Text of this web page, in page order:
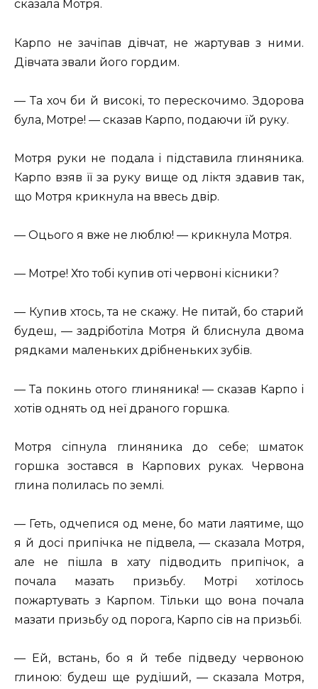
сказала Мотря.
Карпо не зачіпав дівчат, не жартував з ними.
Дівчата звали його гордим.
— Та хоч би й високі, то перескочимо. Здорова
була, Мотре! — сказав Карпо, подаючи їй руку.
Мотря руки не подала і підставила глиняника.
Карпо взяв її за руку вище од ліктя здавив так,
що Мотря крикнула на ввесь двір.
— Оцього я вже не люблю! — крикнула Мотря.
— Мотре! Хто тобі купив оті червоні кісники?
— Купив хтось, та не скажу. Не питай, бо старий
будеш, — задріботіла Мотря й блиснула двома
рядками маленьких дрібненьких зубів.
— Та покинь отого глиняника! — сказав Карпо і
хотів однять од неї драного горшка.
Мотря сіпнула глиняника до себе; шматок
горшка зостався в Карпових руках. Червона
глина полилась по землі.
— Геть, одчепися од мене, бо мати лаятиме, що
я й досі припічка не підвела, — сказала Мотря,
але не пішла в хату підводить припічок, а
почала мазать призьбу. Мотрі хотілось
пожартувать з Карпом. Тільки що вона почала
мазати призьбу од порога, Карпо сів на призьбі.
— Ей, встань, бо я й тебе підведу червоною
глиною: будеш ще рудіший, — сказала Мотря,